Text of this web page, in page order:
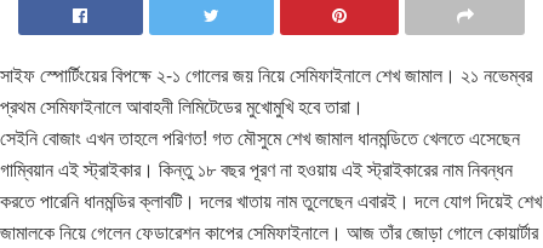
সাইফ স্পোর্টিংয়ের বিপক্ষে ২-১ গোলের জয় নিয়ে সেমিফাইনালে শেখ জামাল। ২১ নভেম্বর
প্রথম সেমিফাইনালে আবাহনী লিমিটেডের মুখোমুখি হবে তারা।
সেইনি বোজাং এখন তাহলে পরিণত! গত মৌসুমে শেখ জামাল ধানমন্ডিতে খেলতে এসেছেন
গাম্বিয়ান এই স্ট্রাইকার। কিন্তু ১৮ বছর পূরণ না হওয়ায় এই স্ট্রাইকারের নাম নিবন্ধন
করতে পারেনি ধানমন্ডির ক্লাবটি। দলের খাতায় নাম তুলেছেন এবারই। দলে যোগ দিয়েই শেখ
জামালকে নিয়ে গেলেন ফেডারেশন কাপের সেমিফাইনালে। আজ তাঁর জোড়া গোলে কোয়ার্টার